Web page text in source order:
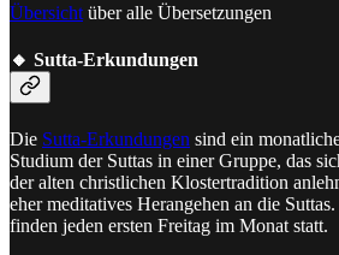
Übersicht über alle Übersetzungen
🔸 Sutta-Erkundungen
Die Sutta-Erkundungen sind ein
Studium der Suttas in einer Gruppe, das
der alten christlichen Klostertradition
eher meditatives Herangehen an die
finden jeden ersten Freitag im Monat statt.